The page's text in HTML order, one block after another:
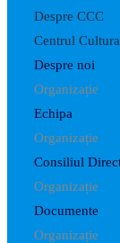
Despre CCC
Centrul
Despre noi
Organizație
Echipa
Organizație
Consiliul
Organizație
Documente
Organizație